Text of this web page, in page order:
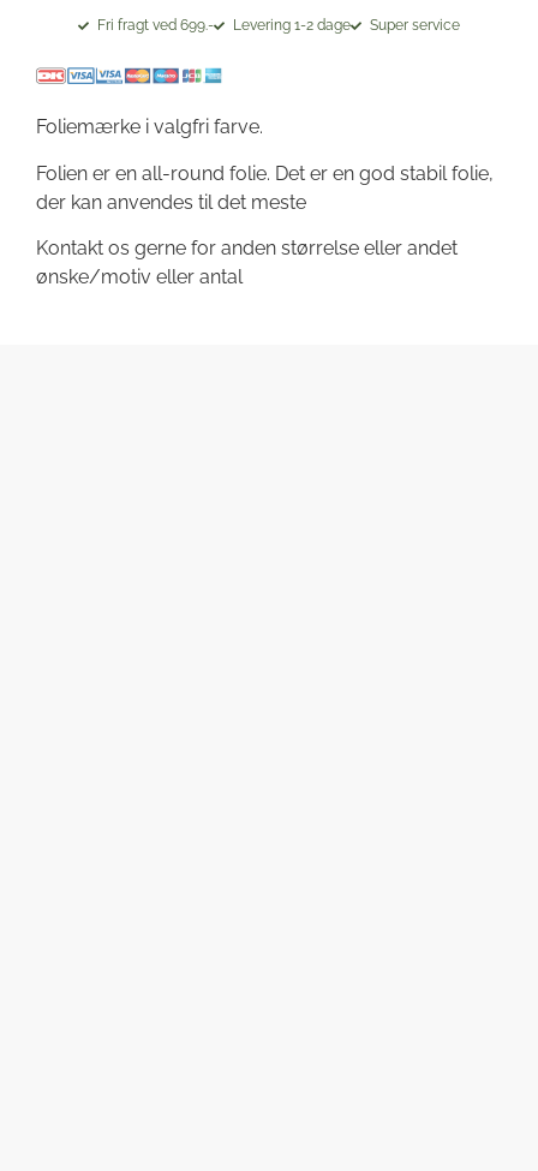
Fri fragt ved 699.- Levering 1-2 dage Super service
Foliemærke i valgfri farve.
Folien er en all-round folie. Det er en god stabil folie,
der kan anvendes til det meste
Kontakt os gerne for anden størrelse eller andet
ønske/motiv eller antal